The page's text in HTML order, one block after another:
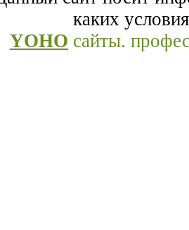
каких
YOHO сайты.